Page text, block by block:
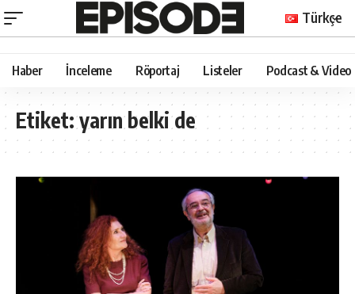
Türkçe
Haber İnceleme Röportaj Listeler Podcast & Video
Etiket:yarın belki de